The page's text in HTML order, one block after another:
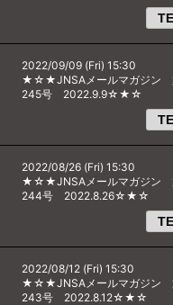
2022/09/09 (Fri) 15:30
★☆★JNSAメールマガジン
245号 2022.9.9☆★☆
2022/08/26 (Fri) 15:30
★☆★JNSAメールマガジン
244号 2022.8.26☆★☆
2022/08/12 (Fri) 15:30
★☆★JNSAメールマガジン
243号 2022.8.12☆★☆